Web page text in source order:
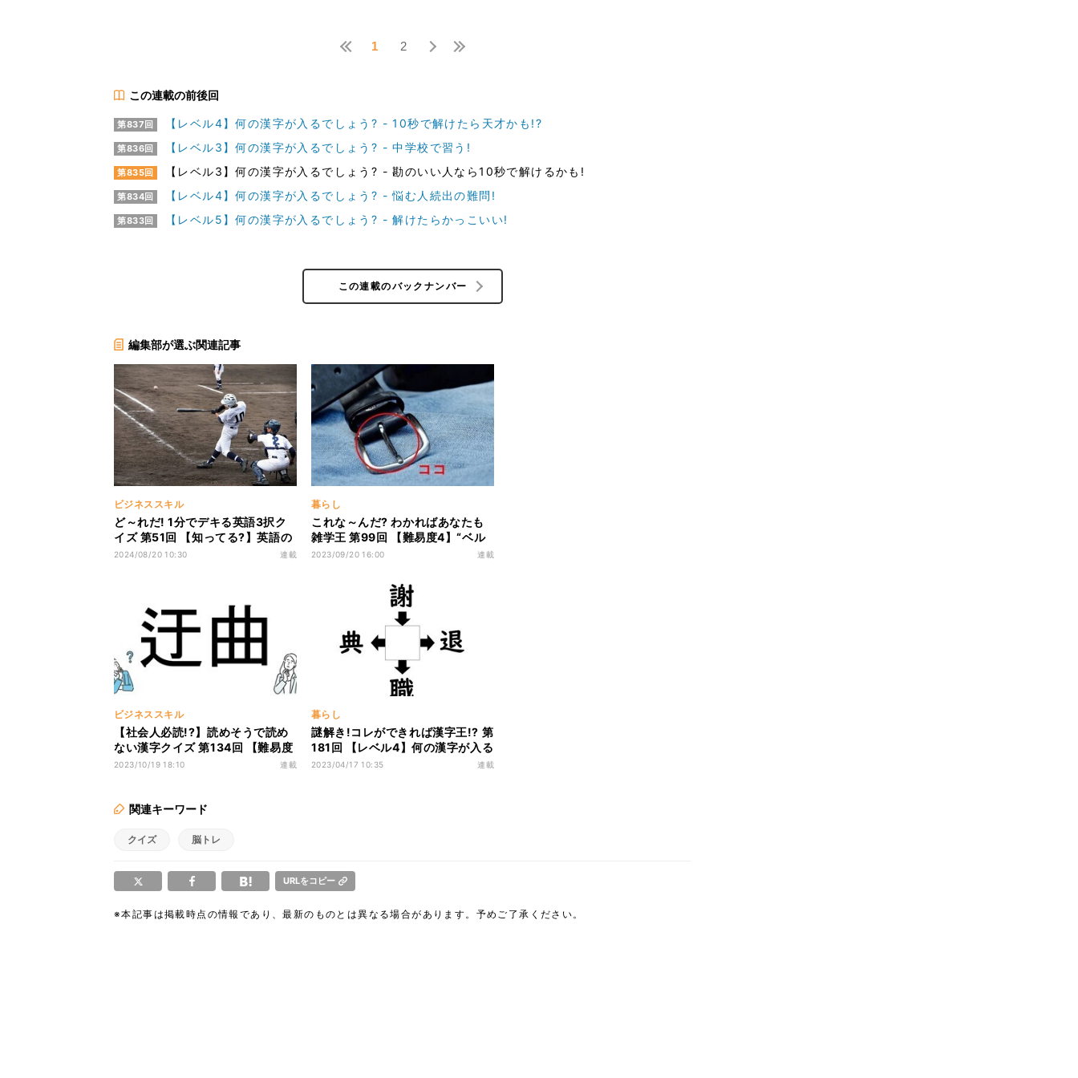
1 2
この連載の前後回
第837回 【レベル4】何の漢字が入るでしょう? - 10秒で解けたら天才かも!?
第836回 【レベル3】何の漢字が入るでしょう? - 中学校で習う!
第835回 【レベル3】何の漢字が入るでしょう? - 勘のいい人なら10秒で解けるかも!
第834回 【レベル4】何の漢字が入るでしょう? - 悩む人続出の難問!
第833回 【レベル5】何の漢字が入るでしょう? - 解けたらかっこいい!
この連載のバックナンバー
編集部が選ぶ関連記事
ビジネススキル
ど～れだ! 1分でデキる英語3択ク
イズ 第51回 【知ってる?】英語の
野球用語にないものはどれでしょ
2024/08/20 10:30 連載
暮らし
これな～んだ? わかればあなたも
雑学王 第99回 【難易度4】“ベル
トの穴に差し込む棒”の名前、知っ
2023/09/20 16:00 連載
ビジネススキル
【社会人必読!?】読めそうで読め
ない漢字クイズ 第134回 【難易度
2】なんと読むでしょう!? - 初級問
2023/10/19 18:10 連載
暮らし
謎解き!コレができれば漢字王!? 第
181回 【レベル4】何の漢字が入る
でしょう? - 社会人が使う熟語も登
2023/04/17 10:35 連載
関連キーワード
クイズ 脳トレ
URLをコピー
※本記事は掲載時点の情報であり、最新のものとは異なる場合があります。予めご了承ください。